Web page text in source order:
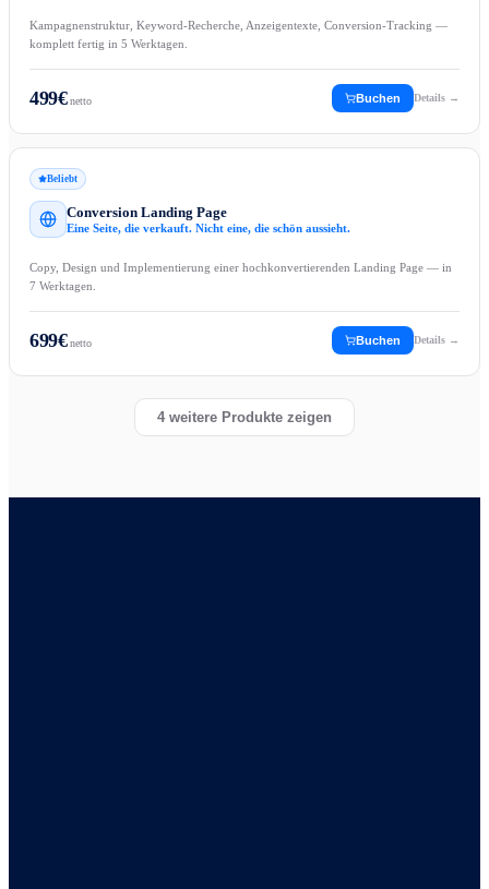
Kampagnenstruktur, Keyword-Recherche, Anzeigentexte, Conversion-Tracking —
komplett fertig in 5 Werktagen.
499€netto Buchen Details →
Beliebt
Conversion Landing Page
Eine Seite, die verkauft. Nicht eine, die schön aussieht.
Copy, Design und Implementierung einer hochkonvertierenden Landing Page — in
7 Werktagen.
699€netto Buchen Details →
4 weitere Produkte zeigen